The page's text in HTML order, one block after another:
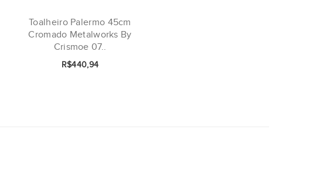
Toalheiro Palermo 45cm
Cromado Metalworks By
Crismoe 07..
R$440,94